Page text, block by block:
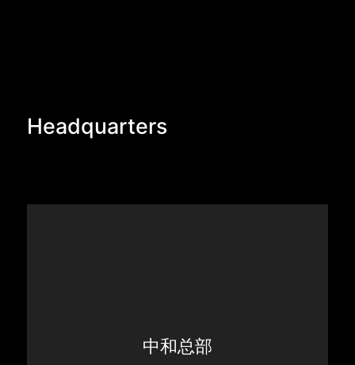
Headquarters
中和总部